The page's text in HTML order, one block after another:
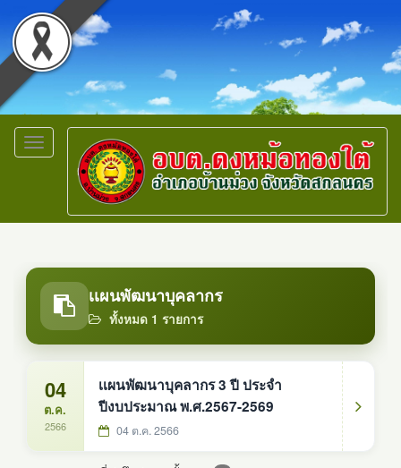
Toggle
navigation
เเผนพัฒนาบุคลากร
ทั้งหมด 1 รายการ
04
ต.ค.
2566
เเผนพัฒนาบุคลากร 3 ปี ประจำ
ปีงบประมาณ พ.ศ.2567-2569
04 ต.ค. 2566